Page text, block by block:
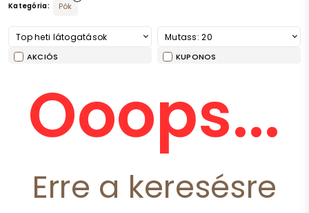
Kategória: Pók
Top heti látogatások Mutass: 20
AKCIÓS KUPONOS
Ooops...
Erre a keresésre